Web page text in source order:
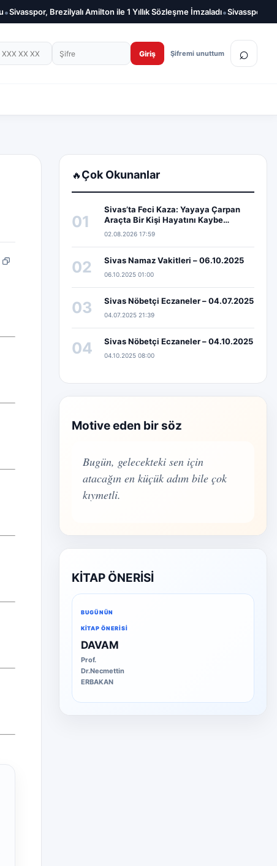
Brezilyalı Amilton ile 1 Yıllık Sözleşme İmzaladı•Sivasspor, Salih
numarası Şifre Giriş Şifremi unuttum ⌕
Bağlantıyı kopyala
🔥 Çok Okunanlar
01
Sivas’ta Feci Kaza: Yayaya Çarpan
Araçta Bir Kişi Hayatını Kaybe…
02.08.2026 17:59
02 Sivas Namaz Vakitleri – 06.10.2025
06.10.2025 01:00
03 Sivas Nöbetçi Eczaneler – 04.07.2025
04.07.2025 21:39
04 Sivas Nöbetçi Eczaneler – 04.10.2025
04.10.2025 08:00
Motive eden bir söz
Bugün, gelecekteki sen için
atacağın en küçük adım bile çok
kıymetli.
KİTAP ÖNERİSİ
BUGÜNÜN
KITAP ÖNERISI
DAVAM
Prof.
Dr.Necmettin
ERBAKAN